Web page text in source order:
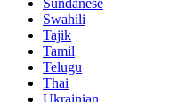
Sundanese
Swahili
Tajik
Tamil
Telugu
Thai